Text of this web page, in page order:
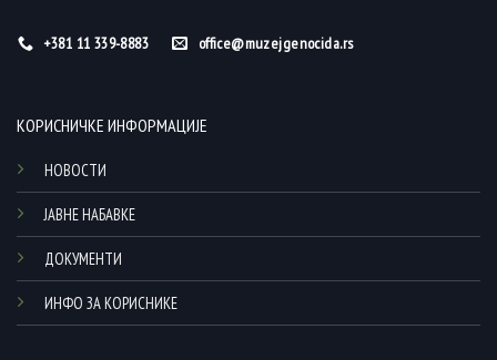
+381 11 339-8883 office@muzejgenocida.rs
КОРИСНИЧКЕ ИНФОРМАЦИЈЕ
НОВОСТИ
ЈАВНЕ НАБАВКЕ
ДОКУМЕНТИ
ИНФО ЗА КОРИСНИКЕ